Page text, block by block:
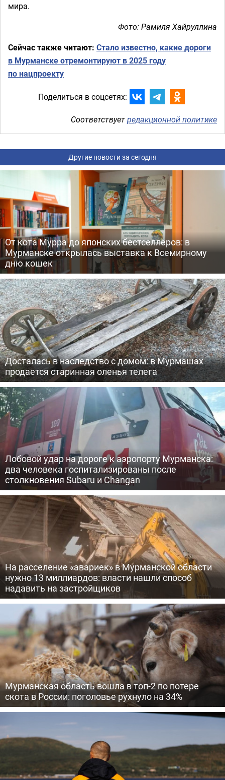
мира.
Фото: Рамиля Хайруллина
Сейчас также читают: Стало известно, какие дороги
в Мурманске отремонтируют в 2025 году
по нацпроекту
Поделиться в соцсетях:
Соответствуетредакционной политике
Другие новости за сегодня
От кота Мурра до японских бестселлеров: в
Мурманске открылась выставка к Всемирному
дню кошек
Досталась в наследство с домом: в Мурмашах
продается старинная оленья телега
Лобовой удар на дороге к аэропорту Мурманска:
два человека госпитализированы после
столкновения Subaru и Changan
На расселение «авариек» в Мурманской области
нужно 13 миллиардов: власти нашли способ
надавить на застройщиков
Мурманская область вошла в топ-2 по потере
скота в России: поголовье рухнуло на 34%